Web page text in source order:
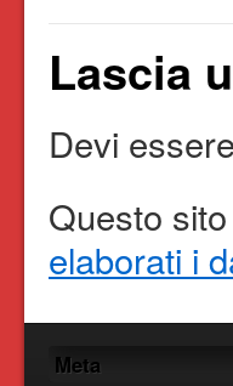
Lascia
Devi essere
Questo
elaborati i
Meta